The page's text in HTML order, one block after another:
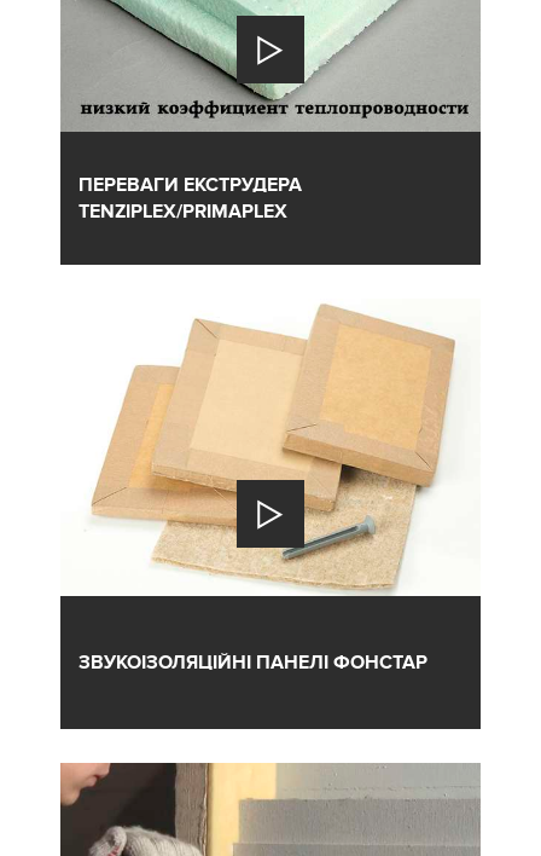
ПЕРЕВАГИ ЕКСТРУДЕРА
TENZIPLEX/PRIMAPLEX
ЗВУКОІЗОЛЯЦІЙНІ ПАНЕЛІ ФОНСТАР